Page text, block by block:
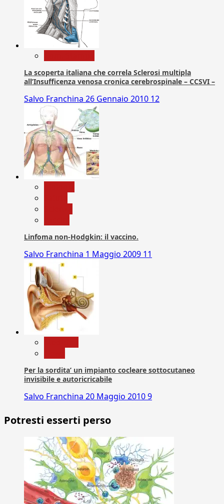
La scoperta italiana che correla Sclerosi multipla
all’Insufficenza venosa cronica cerebrospinale – CCSVI –
Salvo Franchina 26 Gennaio 2010 12
Linfoma non-Hodgkin: il vaccino.
Salvo Franchina 1 Maggio 2009 11
Per la sordita’ un impianto cocleare sottocutaneo
invisibile e autoricricabile
Salvo Franchina 20 Maggio 20109
Potresti esserti perso